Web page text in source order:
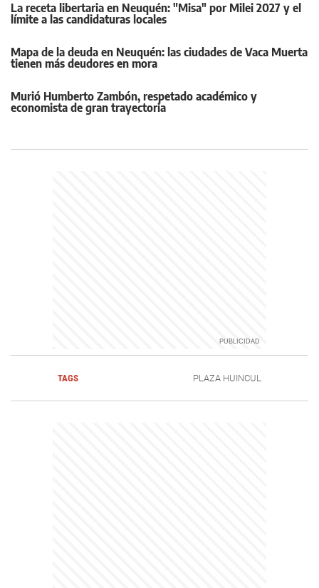
La receta libertaria en Neuquén: "Misa" por Milei 2027 y el
límite a las candidaturas locales
Mapa de la deuda en Neuquén: las ciudades de Vaca Muerta
tienen más deudores en mora
Murió Humberto Zambón, respetado académico y
economista de gran trayectoria
TAGS PLAZA HUINCUL